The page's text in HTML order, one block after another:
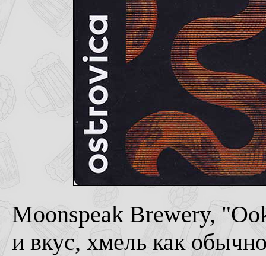
Moonspeak Brewery,
и вкус, хмель как